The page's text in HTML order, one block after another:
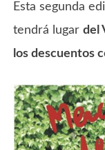
Esta segunda
tendrá lugardel
los descuentos